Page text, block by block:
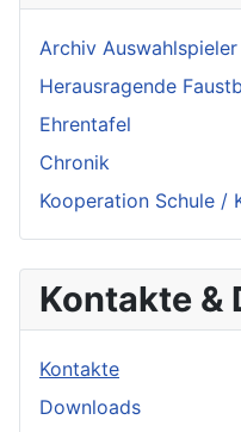
Archiv Auswahlspieler
Herausragende
Ehrentafel
Chronik
Kooperation Schule /
Kontakte &
Kontakte
Downloads